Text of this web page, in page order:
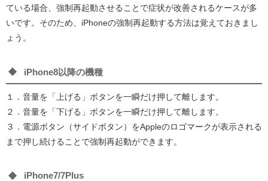
ている場合、強制再起動させることで症状が改善されるケースが多
いです。そのため、iPhoneの強制再起動する方法は覚えておきまし
ょう。
iPhone8以降の機種
１．音量を「上げる」ボタンを一瞬だけ押して離します。
２．音量を「下げる」ボタンを一瞬だけ押して離します。
３．電源ボタン（サイドボタン）をAppleのロゴマークが表示される
まで押し続けることで強制再起動ができます。
iPhone7/7Plus